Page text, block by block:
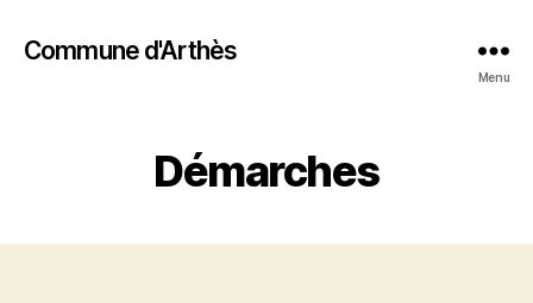
Commune d'Arthès
Menu
Démarches